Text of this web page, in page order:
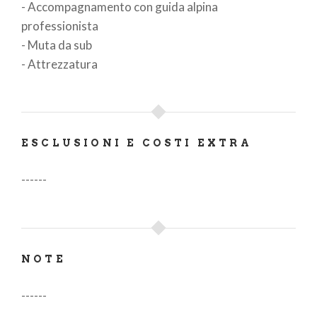
- Accompagnamento con guida alpina
professionista
- Muta da sub
- Attrezzatura
ESCLUSIONI E COSTI EXTRA
------
NOTE
------